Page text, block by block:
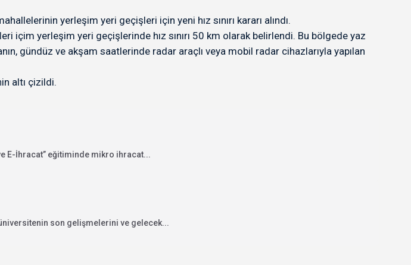
yerleşim yeri geçişleri için yeni hız sınırı kararı alındı.
içim yerleşim yeri geçişlerinde hız sınırı 50 km olarak belirlendi. Bu bölgede yaz
gündüz ve akşam saatlerinde radar araçlı veya mobil radar cihazlarıyla yapılan
altı çizildi.
E-İhracat” eğitiminde mikro ihracat...
son gelişmelerini ve gelecek...